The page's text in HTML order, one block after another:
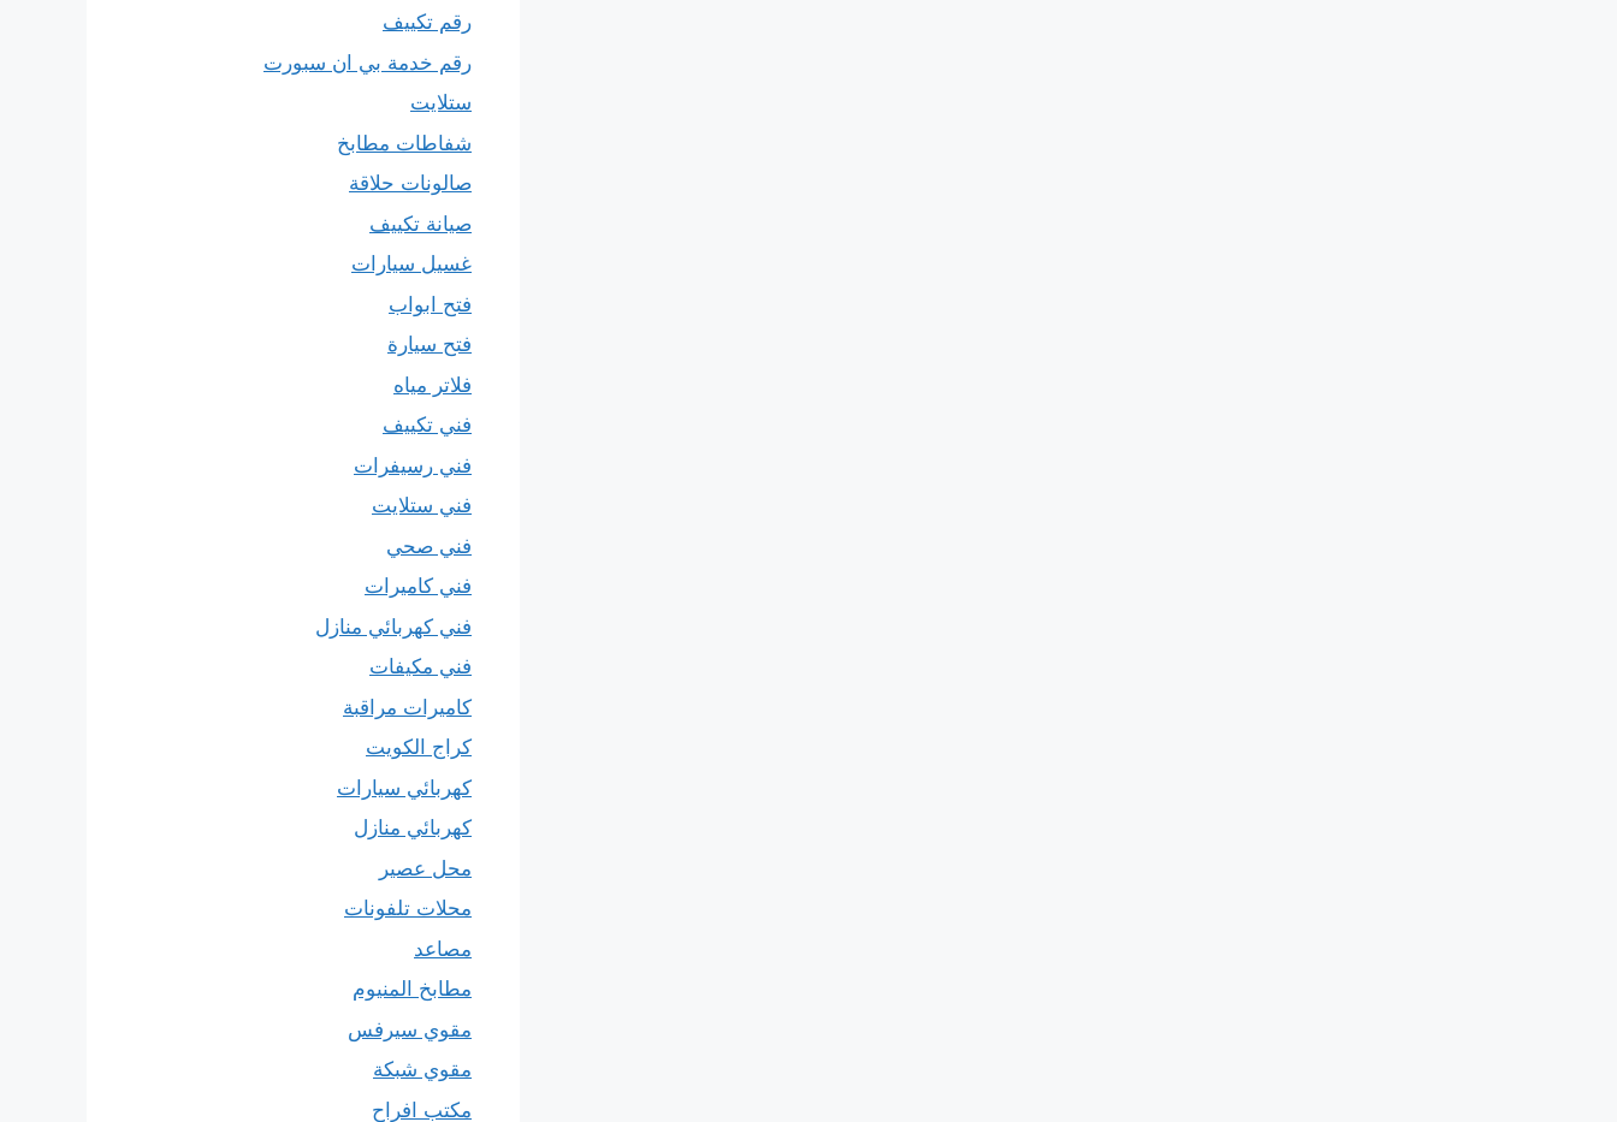
رقم تكييف
رقم خدمة بي ان سبورت
ستلايت
شفاطات مطابخ
صالونات حلاقة
صيانة تكييف
غسيل سيارات
فتح ابواب
فتح سيارة
فلاتر مياه
فني تكييف
فني رسيفرات
فني ستلايت
فني صحي
فني كاميرات
فني كهربائي منازل
فني مكيفات
كاميرات مراقبة
كراج الكويت
كهربائي سيارات
كهربائي منازل
محل عصير
محلات تلفونات
مصاعد
مطابخ المنيوم
مقوي سيرفس
مقوي شبكة
مكتب افراح